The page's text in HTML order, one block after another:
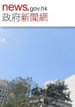
政府新闻网主页